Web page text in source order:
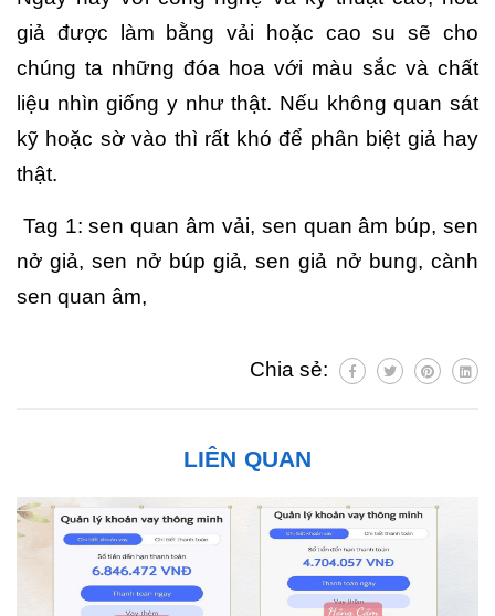
giả được làm bằng vải hoặc cao su sẽ cho
chúng ta những đóa hoa với màu sắc và chất
liệu nhìn giống y như thật. Nếu không quan sát
kỹ hoặc sờ vào thì rất khó để phân biệt giả hay
thật.
Tag 1: sen quan âm vải, sen quan âm búp, sen
nở giả, sen nở búp giả, sen giả nở bung, cành
sen quan âm,
Chia sẻ:
LIÊN QUAN